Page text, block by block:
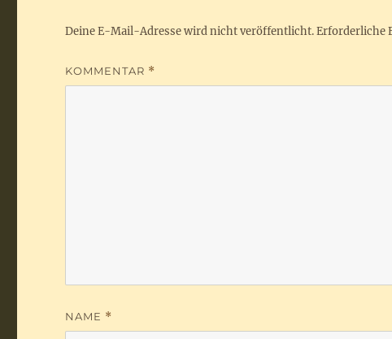
Deine E-Mail-Adresse wird nicht veröffentlicht.Erforderliche
KOMMENTAR *
NAME *